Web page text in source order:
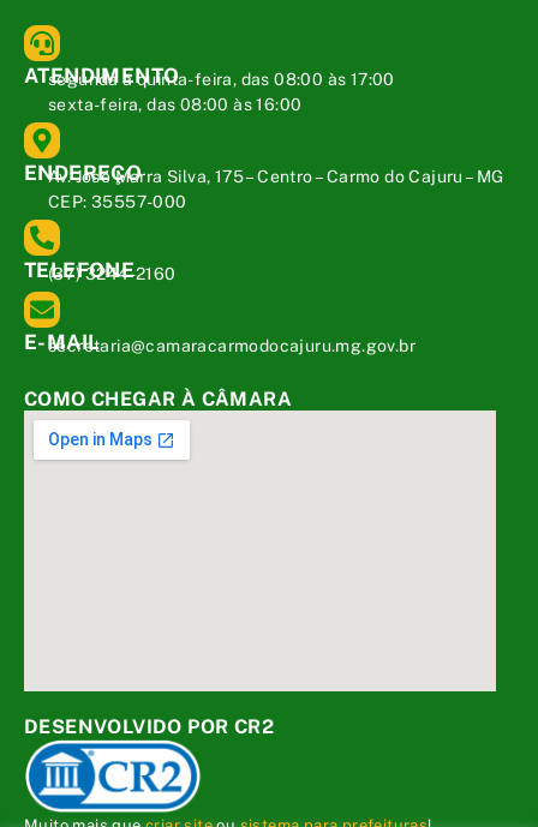
ATENDIMENTO
segunda a quinta-feira, das 08:00 às 17:00
sexta-feira, das 08:00 às 16:00
ENDEREÇO
Av. José Marra Silva, 175 – Centro – Carmo do Cajuru – MG
CEP: 35557-000
TELEFONE
(37) 3244-2160
E-MAIL
secretaria@camaracarmodocajuru.mg.gov.br
COMO CHEGAR À CÂMARA
DESENVOLVIDO POR CR2